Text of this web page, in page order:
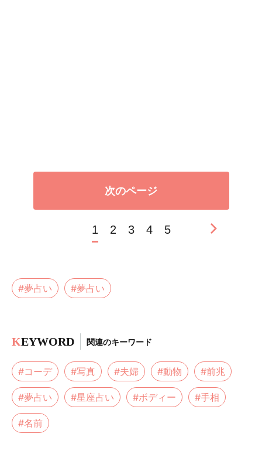
次のページ
1 2 3 4 5
#夢占い #夢占い
KEYWORD 関連のキーワード
#コーデ #写真 #夫婦 #動物 #前兆
#夢占い #星座占い #ボディー #手相
#名前